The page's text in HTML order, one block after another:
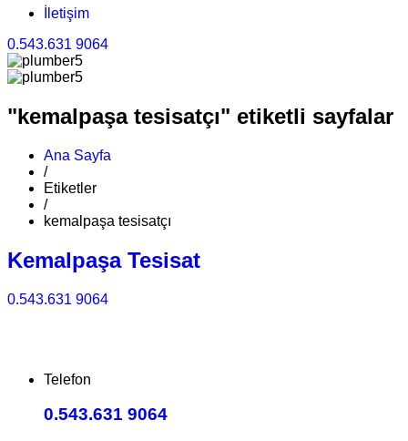
İletişim
0.543.631 9064
"kemalpaşa tesisatçı" etiketli sayfalar
Ana Sayfa
/
Etiketler
/
kemalpaşa tesisatçı
Kemalpaşa Tesisat
0.543.631 9064
Telefon
0.543.631 9064